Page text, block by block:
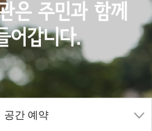
은 주민과 함께
어갑니다.
공간 예약